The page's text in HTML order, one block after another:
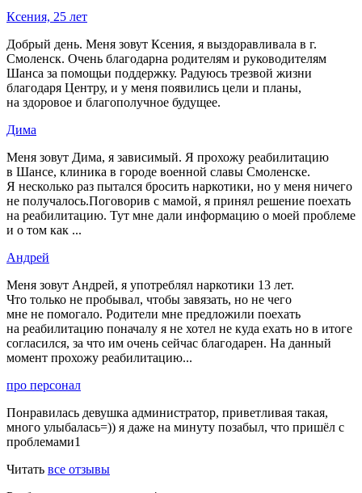
Ксения, 25 лет
Добрый день. Меня зовут Ксения, я выздоравливала в г.
Смоленск. Очень благодарна родителям и руководителям
Шанса за помощьи поддержку. Радуюсь трезвой жизни
благодаря Центру, и у меня появились цели и планы,
на здоровое и благополучное будущее.
Дима
Меня зовут Дима, я зависимый. Я прохожу реабилитацию
в Шансе, клиника в городе военной славы Смоленске.
Я несколько раз пытался бросить наркотики, но у меня ничего
не получалось.Поговорив с мамой, я принял решение поехать
на реабилитацию. Тут мне дали информацию о моей проблеме
и о том как ...
Андрей
Меня зовут Андрей, я употреблял наркотики 13 лет.
Что только не пробывал, чтобы завязать, но не чего
мне не помогало. Родители мне предложили поехать
на реабилитацию поначалу я не хотел не куда ехать но в итоге
согласился, за что им очень сейчас благодарен. На данный
момент прохожу реабилитацию...
про персонал
Понравилась девушка администратор, приветливая такая,
много улыбалась=)) я даже на минуту позабыл, что пришёл с
проблемами1
Читать все отзывы